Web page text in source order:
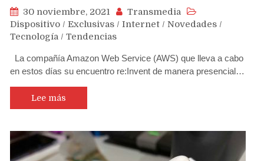
30 noviembre, 2021
Transmedia
Dispositivo / Exclusivas / Internet / Novedades /
Tecnología / Tendencias
La compañía Amazon Web Service (AWS) que lleva a cabo
en estos días su encuentro re:Invent de manera presencial…
Lee más